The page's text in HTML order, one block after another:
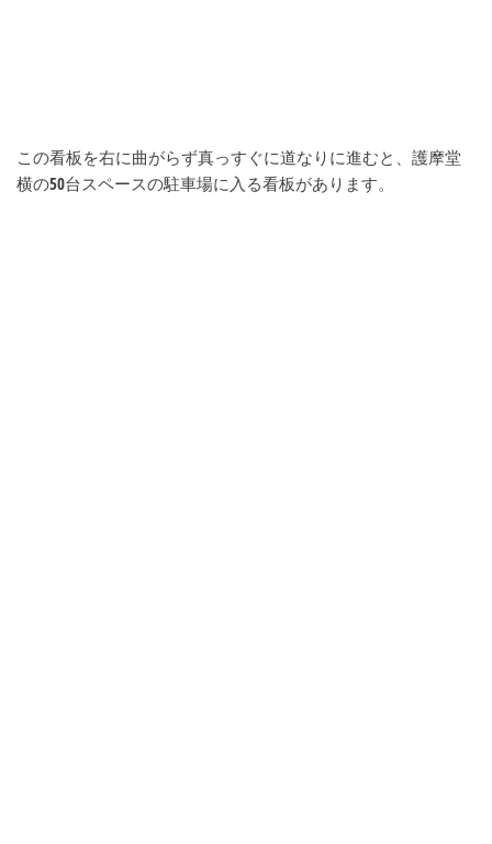
この看板を右に曲がらず真っすぐに道なりに進むと、護摩堂
横の50台スペースの駐車場に入る看板があります。